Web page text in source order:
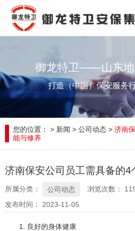
御龙特卫——山东地
打造（中国）保安服务
您的位置： > 新闻 > 公司动态 > 济南
能与修养
济南保安公司员工需具备的4
所属分类： 公司动态 浏览次数：
发布时间： 2023-11-05
1. 良好的身体健康